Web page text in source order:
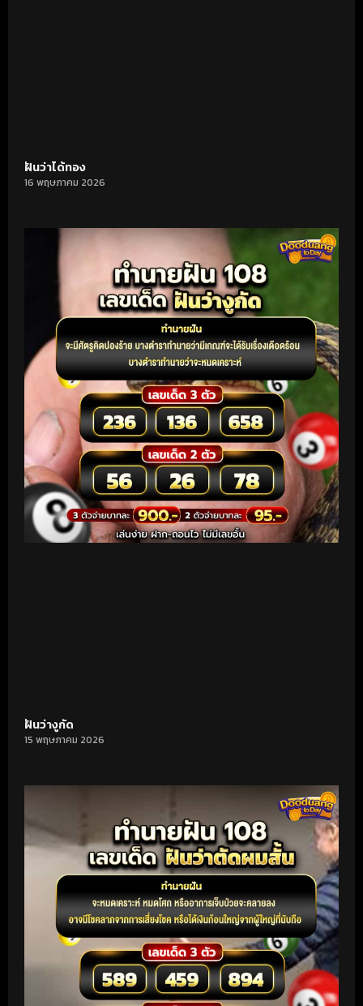
ฝันว่าได้ทอง
16 พฤษภาคม 2026
ฝันว่างูกัด
15 พฤษภาคม 2026